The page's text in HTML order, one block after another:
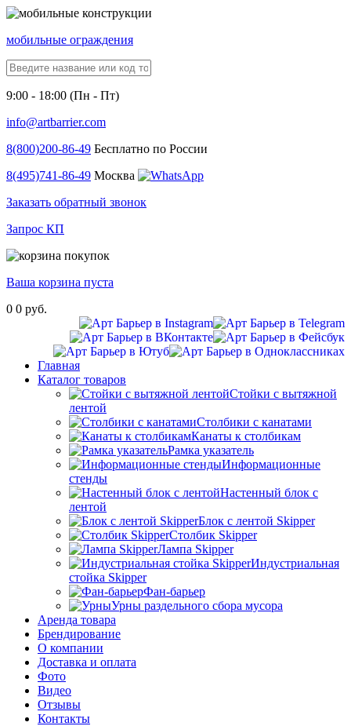
мобильные ограждения
9:00 - 18:00 (Пн - Пт)
info@artbarrier.com
8(800)200-86-49 Бесплатно по России
8(495)741-86-49 Москва
Заказать обратный звонок
Запрос КП
Ваша корзина пуста
0 0 руб.
Главная
Каталог товаров
Стойки с вытяжной
лентой
Столбики с канатами
Канаты к столбикам
Рамка указатель
Информационные
стенды
Настенный блок с
лентой
Блок с лентой Skipper
Столбик Skipper
Лампа Skipper
Индустриальная
стойка Skipper
Фан-барьер
Урны раздельного сбора мусора
Аренда товара
Брендирование
О компании
Доставка и оплата
Фото
Видео
Отзывы
Контакты